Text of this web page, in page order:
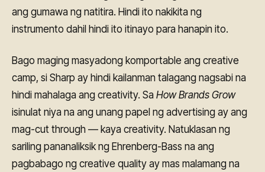
ang gumawa ng natitira. Hindi ito nakikita ng
instrumento dahil hindi ito itinayo para hanapin ito.
Bago maging masyadong komportable ang creative
camp, si Sharp ay hindi kailanman talagang nagsabi na
hindi mahalaga ang creativity. Sa How Brands Grow
isinulat niya na ang unang papel ng advertising ay ang
mag-cut through — kaya creativity. Natuklasan ng
sariling pananaliksik ng Ehrenberg-Bass na ang
pagbabago ng creative quality ay mas malamang na